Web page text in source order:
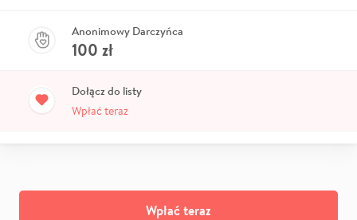
Anonimowy Darczyńca
100 zł
Dołącz do listy
Wpłać teraz
Wpłać teraz